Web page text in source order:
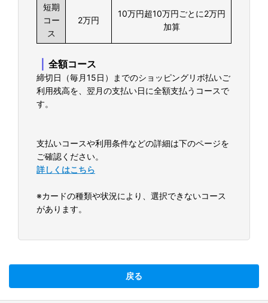
短期
コー
ス
2万円
10万円超10万円ごとに2万円
加算
｜ 全額コース
締切日（毎月15日）までのショッピングリボ払いご
利用残高を、翌月の支払い日に全額支払うコースで
す。
支払いコースや利用条件などの詳細は下のページを
ご確認ください。
詳しくはこちら
※カードの種類や状況により、選択できないコース
があります。
戻る